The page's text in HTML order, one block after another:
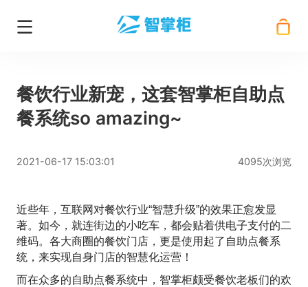
餐饮行业新宠，这套智掌柜自助点
餐系统so amazing~
2021-06-17 15:03:01 4095次浏览
近些年，互联网对餐饮行业“智慧升级”的效果正愈发显
著。如今，就连街边的小吃车，都会贴着供电子支付的二
维码。各大商圈的餐饮门店，更是使用起了自助点餐系
统，来实现自身门店的智慧化运营！
而在众多的自助点餐系统中，智掌柜颇受餐饮老板们的欢